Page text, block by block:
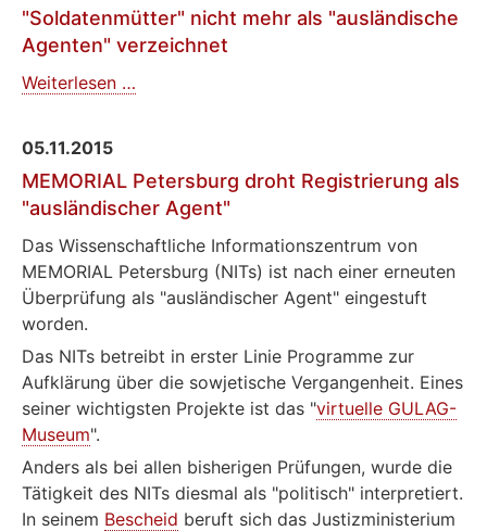
als
"ausländischer
registriert
"Soldatenmütter" nicht mehr als "ausländische
Agenten" verzeichnet
Weiterlesen …
"ausländische
Agenten"
verzeichnet
05.11.2015
MEMORIAL Petersburg droht Registrierung als
"ausländischer Agent"
Das Wissenschaftliche Informationszentrum von
MEMORIAL Petersburg (NITs) ist nach einer erneuten
Überprüfung als "ausländischer Agent" eingestuft
worden.
Das NITs betreibt in erster Linie Programme zur
Aufklärung über die sowjetische Vergangenheit. Eines
seiner wichtigsten Projekte ist das "virtuelle GULAG-
Museum".
Anders als bei allen bisherigen Prüfungen, wurde die
Tätigkeit des NITs diesmal als "politisch" interpretiert.
In seinem Bescheid beruft sich das Justizministerium